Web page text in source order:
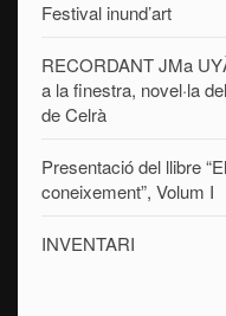
Festival inund’art
RECORDANT JMa
a la finestra, novel·la
de Celrà
Presentació del llibre
coneixement”, Volum I
INVENTARI